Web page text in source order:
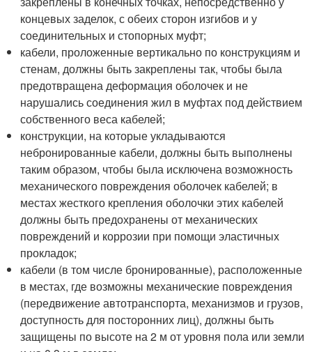
концевых заделок, с обеих сторон изгибов и у
соединительных и стопорных муфт;
кабели, проложенные вертикально по конструкциям и
стенам, должны быть закреплены так, чтобы была
предотвращена деформация оболочек и не
нарушались соединения жил в муфтах под действием
собственного веса кабелей;
конструкции, на которые укладываются
небронированные кабели, должны быть выполнены
таким образом, чтобы была исключена возможность
механического повреждения оболочек кабелей; в
местах жесткого крепления оболочки этих кабелей
должны быть предохранены от механических
повреждений и коррозии при помощи эластичных
прокладок;
кабели (в том числе бронированные), расположенные
в местах, где возможны механические повреждения
(передвижение автотранспорта, механизмов и грузов,
доступность для посторонних лиц), должны быть
защищены по высоте на 2 м от уровня пола или земли